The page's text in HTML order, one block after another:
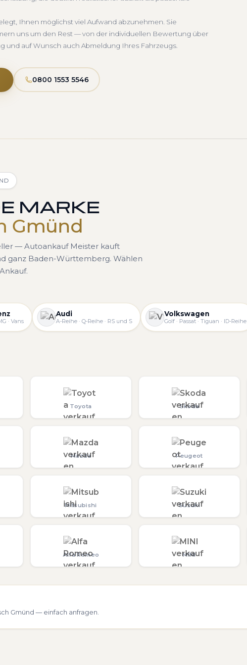
Ihnen möglichst viel Aufwand abzunehmen. Sie
uns um den Rest — von der individuellen Bewertung über
und auf Wunsch auch Abmeldung Ihres Fahrzeugs.
0800 1553 5546
MARKE
Gmünd
— Autoankauf Meister kauft
ganz Baden-Württemberg. Wählen
· Vans
Audi
A-Reihe · Q-Reihe · RS und S
Volkswagen
Golf · Passat · Tiguan · ID-Reihe
Toyota Skoda
Mazda Peugeot
Mitsubishi Suzuki
Alfa Romeo MINI
Gmünd — einfach anfragen.